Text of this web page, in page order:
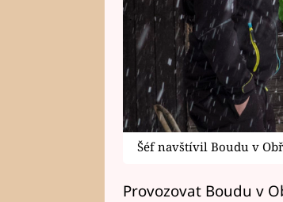
Šéf navštívil Boudu v
Provozovat Boudu v